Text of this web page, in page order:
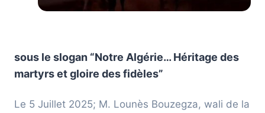
sous le slogan “Notre Algérie… Héritage des
martyrs et gloire des fidèles”
Le 5 Juillet 2025; M. Lounès Bouzegza, wali de la